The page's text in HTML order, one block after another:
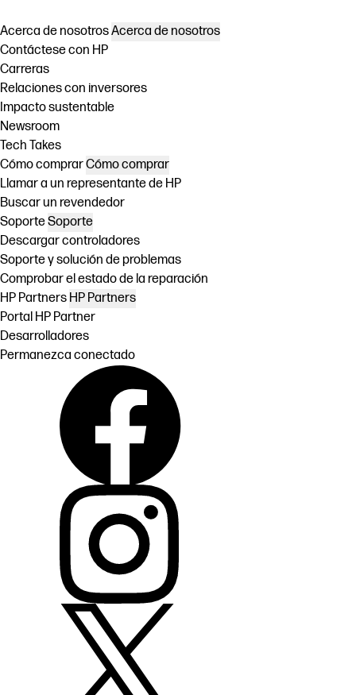
Acerca de nosotrosAcerca de nosotros
Contáctese con HP
Carreras
Relaciones con inversores
Impacto sustentable
Newsroom
Tech Takes
Cómo comprarCómo comprar
Llamar a un representante de HP
Buscar un revendedor
SoporteSoporte
Descargar controladores
Soporte y solución de problemas
Comprobar el estado de la reparación
HP Partners HP Partners
Portal HP Partner
Desarrolladores
Permanezca conectado